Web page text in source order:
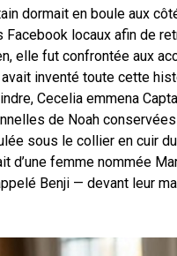
dormait en boule aux
locaux afin de
elle fut confrontée aux
inventé toute cette
Cecelia emmena
de Noah
sous le collier en cuir
d’une femme nommée
Benji — devant leur